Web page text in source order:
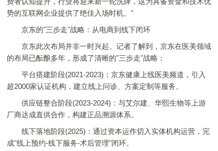
势的互联网企业提供了绝佳入场时机。"
京东的"三步走"战略：从电商到线下闭环
京东此次布局并非一时兴起。记者了解到，京东在医美领域
的布局已酝酿多年，形成了清晰的"三步走"战略：
平台搭建阶段(2021-2023)：京东健康上线医美频道，引入
超2000家认证机构，建立线上问诊、方案定制等服务。
供应链整合阶段(2023-2024)：与艾尔建、华熙生物等上游
厂商达成直供合作，构建正品溯源体系。
线下落地阶段(2025)：通过资本运作切入实体机构运营，完
成"线上预约-线下服务-术后管理"闭环。